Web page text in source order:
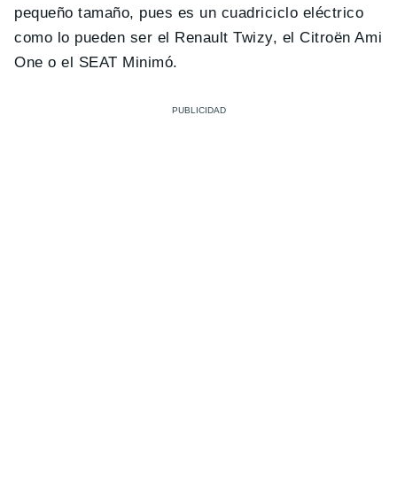
pequeño tamaño, pues es un cuadriciclo eléctrico
como lo pueden ser el Renault Twizy, el Citroën Ami
One o el SEAT Minimó.